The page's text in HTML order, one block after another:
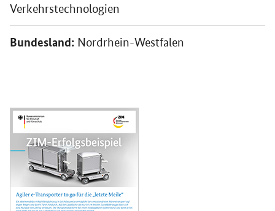
Verkehrstechnologien
Bundesland: Nordrhein-Westfalen